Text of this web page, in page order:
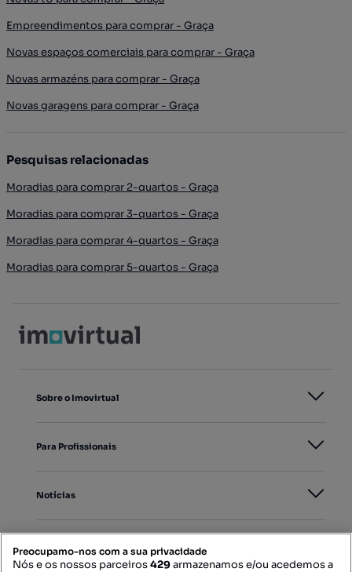
Empreendimentos para comprar - Graça
Novas espaços comerciais para comprar - Graça
Novas armazéns para comprar - Graça
Novas garagens para comprar - Graça
Pesquisas relacionadas
Moradias para comprar 2-quartos - Graça
Moradias para comprar 3-quartos - Graça
Moradias para comprar 4-quartos - Graça
Moradias para comprar 5-quartos - Graça
Sobre o Imovirtual
Para Profissionais
Notícias
Preocupamo-nos com a sua privacidade
Nós e os nossos parceiros429armazenamos e/ou acedemos a